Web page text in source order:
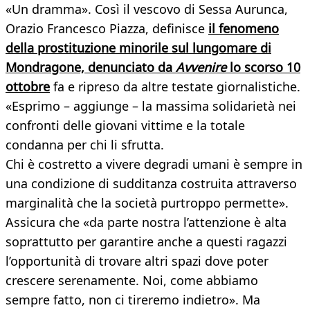
«Un dramma». Così il vescovo di Sessa Aurunca,
Orazio Francesco Piazza, definisce il fenomeno
della prostituzione minorile sul lungomare di
Mondragone, denunciato da Avvenirelo scorso 10
ottobre fa e ripreso da altre testate giornalistiche.
«Esprimo – aggiunge – la massima solidarietà nei
confronti delle giovani vittime e la totale
condanna per chi li sfrutta.
Chi è costretto a vivere degradi umani è sempre in
una condizione di sudditanza costruita attraverso
marginalità che la società purtroppo permette».
Assicura che «da parte nostra l’attenzione è alta
soprattutto per garantire anche a questi ragazzi
l’opportunità di trovare altri spazi dove poter
crescere serenamente. Noi, come abbiamo
sempre fatto, non ci tireremo indietro». Ma